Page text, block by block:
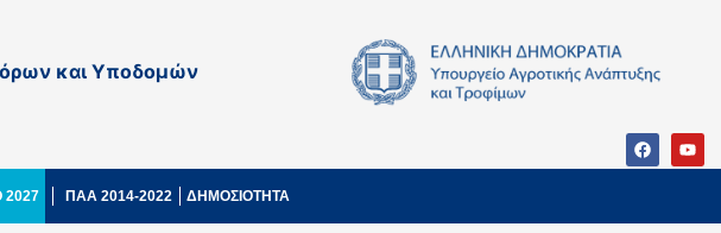
και Υποδομών
ΠΑΑ 2014-2022 ΔΗΜΟΣΙΟΤΗΤΑ